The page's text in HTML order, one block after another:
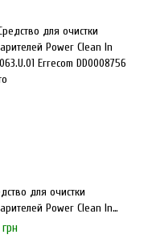
для очистки
Power Clean In
Errecom
грн